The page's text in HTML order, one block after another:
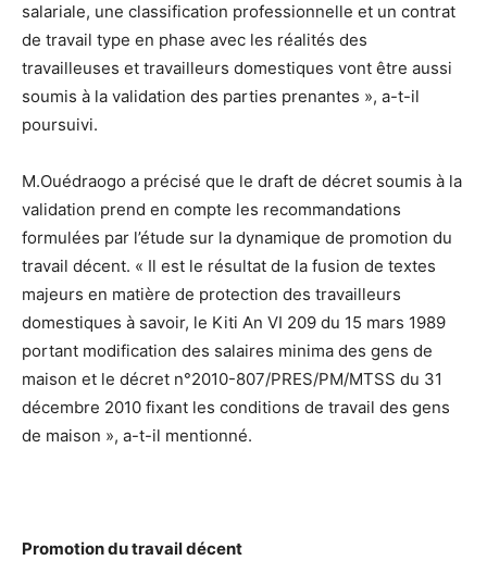
salariale, une classification professionnelle et un contrat
de travail type en phase avec les réalités des
travailleuses et travailleurs domestiques vont être aussi
soumis à la validation des parties prenantes », a-t-il
poursuivi.
M.Ouédraogo a précisé que le draft de décret soumis à la
validation prend en compte les recommandations
formulées par l’étude sur la dynamique de promotion du
travail décent. « Il est le résultat de la fusion de textes
majeurs en matière de protection des travailleurs
domestiques à savoir, le Kiti An VI 209 du 15 mars 1989
portant modification des salaires minima des gens de
maison et le décret n°2010-807/PRES/PM/MTSS du 31
décembre 2010 fixant les conditions de travail des gens
de maison », a-t-il mentionné.
Promotion du travail décent